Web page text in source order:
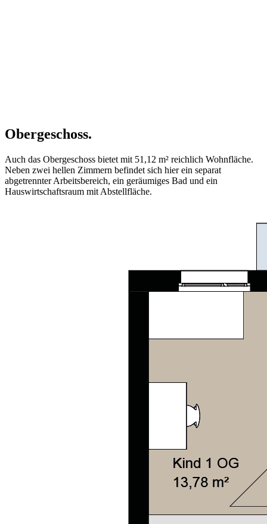
Obergeschoss.
Auch das Obergeschoss bietet mit 51,12 m² reichlich Wohnfläche.
Neben zwei hellen Zimmern befindet sich hier ein separat
abgetrennter Arbeitsbereich, ein geräumiges Bad und ein
Hauswirtschaftsraum mit Abstellfläche.